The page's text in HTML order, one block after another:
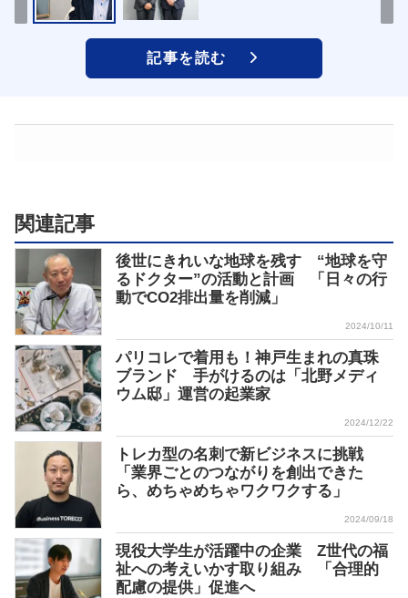
記事を読む
関連記事
後世にきれいな地球を残す “地球を守
るドクター”の活動と計画 「日々の行
動でCO2排出量を削減」
2024/10/11
パリコレで着用も！神戸生まれの真珠
ブランド 手がけるのは「北野メディ
ウム邸」運営の起業家
2024/12/22
トレカ型の名刺で新ビジネスに挑戦
「業界ごとのつながりを創出できた
ら、めちゃめちゃワクワクする」
2024/09/18
現役大学生が活躍中の企業 Z世代の福
祉への考えいかす取り組み 「合理的
配慮の提供」促進へ